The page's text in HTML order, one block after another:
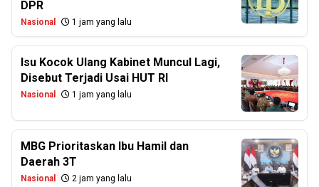
DPR
Nasional 1 jam yang lalu
Isu Kocok Ulang Kabinet Muncul Lagi,
Disebut Terjadi Usai HUT RI
Nasional 1 jam yang lalu
MBG Prioritaskan Ibu Hamil dan
Daerah 3T
Nasional 2 jam yang lalu